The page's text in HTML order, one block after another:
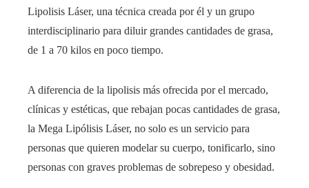
Lipolisis Láser, una técnica creada por él y un grupo
interdisciplinario para diluir grandes cantidades de grasa,
de 1 a 70 kilos en poco tiempo.
A diferencia de la lipolisis más ofrecida por el mercado,
clínicas y estéticas, que rebajan pocas cantidades de grasa,
la Mega Lipólisis Láser, no solo es un servicio para
personas que quieren modelar su cuerpo, tonificarlo, sino
personas con graves problemas de sobrepeso y obesidad.